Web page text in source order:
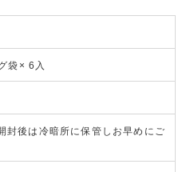
袋× 6入
封後は冷暗所に保管しお早めにご